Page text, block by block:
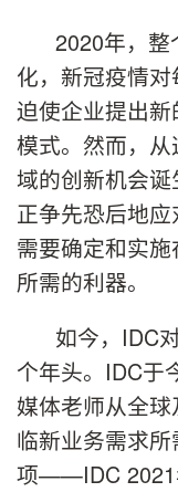
2020年，
化，新冠疫情对
迫使企业提出
模式。然而，
域的创新机会
正争先恐后地
需要确定和实
所需的利器。
如今，IDC
个年头。IDC于
媒体老师从全
临新业务需求
项——IDC 2021